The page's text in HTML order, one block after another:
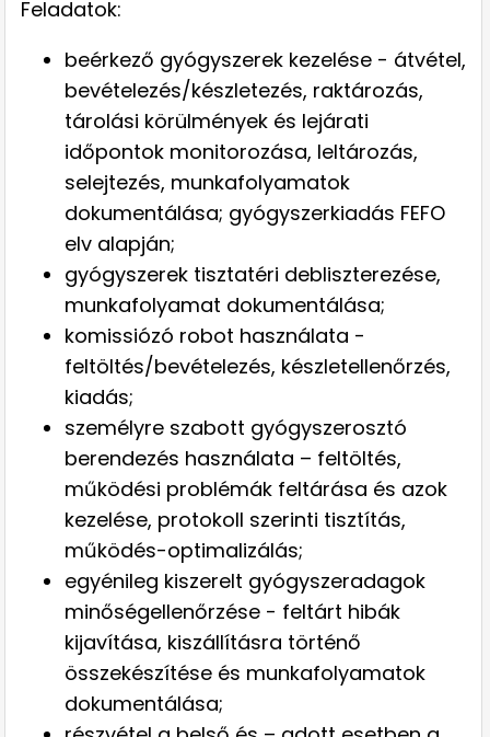
Feladatok:
beérkező gyógyszerek kezelése - átvétel,
bevételezés/készletezés, raktározás,
tárolási körülmények és lejárati
időpontok monitorozása, leltározás,
selejtezés, munkafolyamatok
dokumentálása; gyógyszerkiadás FEFO
elv alapján;
gyógyszerek tisztatéri debliszterezése,
munkafolyamat dokumentálása;
komissiózó robot használata -
feltöltés/bevételezés, készletellenőrzés,
kiadás;
személyre szabott gyógyszerosztó
berendezés használata – feltöltés,
működési problémák feltárása és azok
kezelése, protokoll szerinti tisztítás,
működés-optimalizálás;
egyénileg kiszerelt gyógyszeradagok
minőségellenőrzése - feltárt hibák
kijavítása, kiszállításra történő
összekészítése és munkafolyamatok
dokumentálása;